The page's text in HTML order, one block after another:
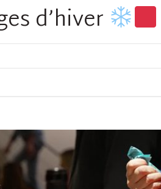
d’hiver